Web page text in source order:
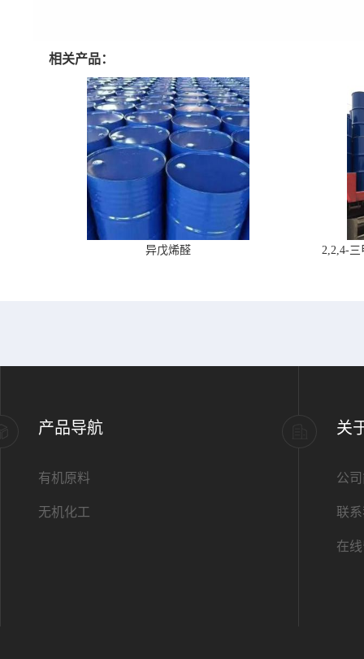
相关产品：
异戊烯醛 2,2,4-
产品导航
有机原料
无机化工
关
公
联
在